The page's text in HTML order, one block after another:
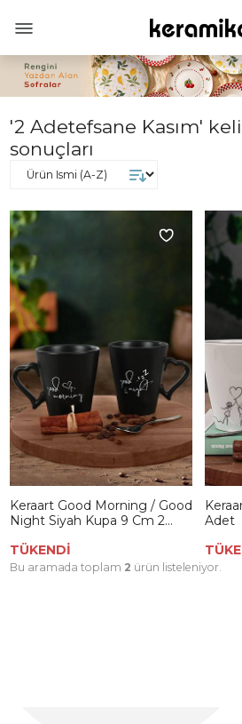
'2 Adetefsane Kasım'
sonuçları
Keraart Good Morning / Good
Night Siyah Kupa 9 Cm 2
TÜKENDİ
Adet
Bu aramada toplam 2 ürün listeleniyor.